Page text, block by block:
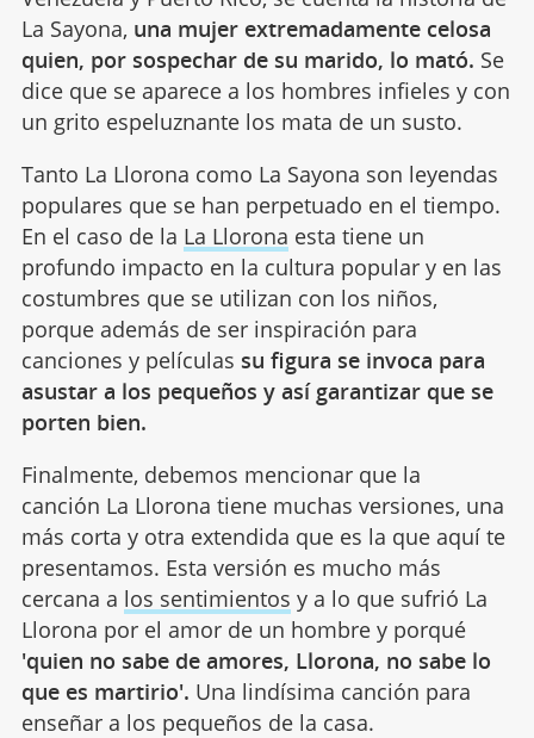
La Sayona, una mujer extremadamente celosa
quien, por sospechar de su marido, lo mató. Se
dice que se aparece a los hombres infieles y con
un grito espeluznante los mata de un susto.
Tanto La Llorona como La Sayona son leyendas
populares que se han perpetuado en el tiempo.
En el caso de la La Llorona esta tiene un
profundo impacto en la cultura popular y en las
costumbres que se utilizan con los niños,
porque además de ser inspiración para
canciones y películas su figura se invoca para
asustar a los pequeños y así garantizar que se
porten bien.
Finalmente, debemos mencionar que la
canción La Llorona tiene muchas versiones, una
más corta y otra extendida que es la que aquí te
presentamos. Esta versión es mucho más
cercana a los sentimientos y a lo que sufrió La
Llorona por el amor de un hombre y porqué
'quien no sabe de amores, Llorona, no sabe lo
que es martirio'. Una lindísima canción para
enseñar a los pequeños de la casa.